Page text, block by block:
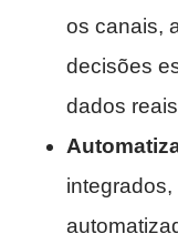
os canais,
decisões
dados